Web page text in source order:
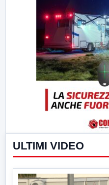
ULTIMI VIDEO